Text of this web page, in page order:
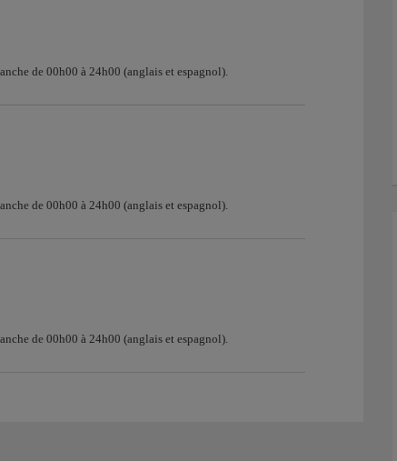
de 00h00 à 24h00 (anglais et espagnol).
de 00h00 à 24h00 (anglais et espagnol).
de 00h00 à 24h00 (anglais et espagnol).